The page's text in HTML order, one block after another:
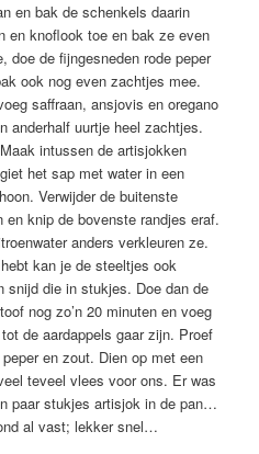
en bak de schenkels daarin
en knoflook toe en bak ze even
doe de fijngesneden rode peper
ook nog even zachtjes mee.
saffraan, ansjovis en oregano
anderhalf uurtje heel zachtjes.
intussen de artisjokken
het sap met water in een
Verwijder de buitenste
knip de bovenste randjes eraf.
anders verkleuren ze.
kan je de steeltjes ook
snijd die in stukjes. Doe dan de
nog zo’n 20 minuten en voeg
de aardappels gaar zijn. Proef
en zout. Dien op met een
teveel vlees voor ons. Er was
paar stukjes artisjok in de pan…
al vast; lekker snel…